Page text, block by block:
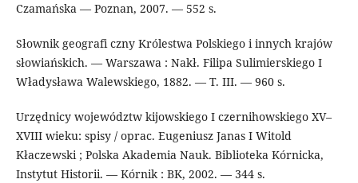
Czamańska — Poznan, 2007. — 552 s.
Słownik geografi czny Królestwa Polskiego i innych krajów
słowiańskich. — Warszawa : Nakł. Filipa Sulimierskiego I
Władysława Walewskiego, 1882. — T. III. — 960 s.
Urzędnicy województw kijowskiego I czernihowskiego XV–
XVIII wieku: spisy / oprac. Eugeniusz Janas I Witold
Kłaczewski ; Polska Akademia Nauk. Biblioteka Kórnicka,
Instytut Historii. — Kórnik : BK, 2002. — 344 s.